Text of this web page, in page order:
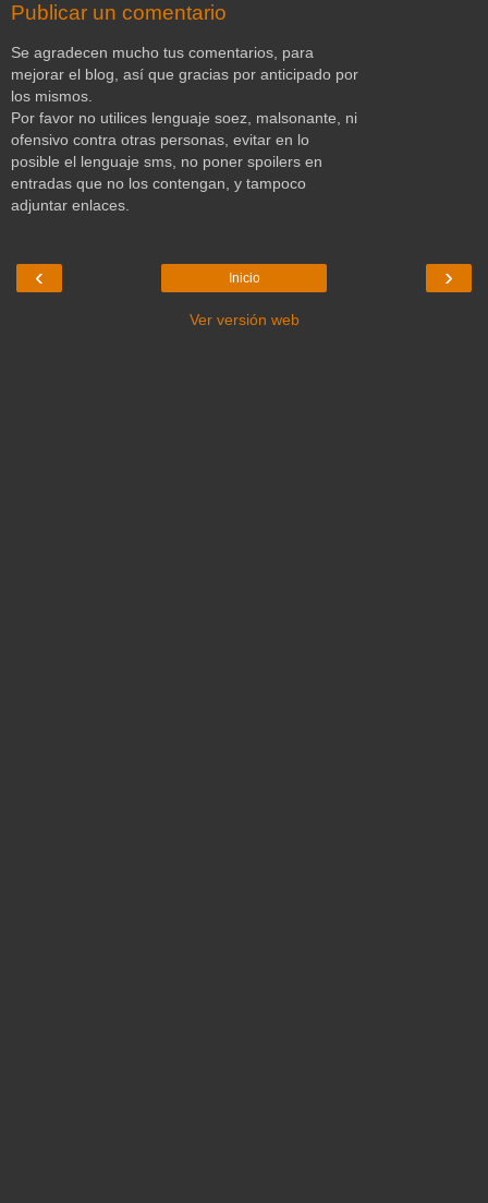
Publicar un comentario
Se agradecen mucho tus comentarios, para
mejorar el blog, así que gracias por anticipado por
los mismos.
Por favor no utilices lenguaje soez, malsonante, ni
ofensivo contra otras personas, evitar en lo
posible el lenguaje sms, no poner spoilers en
entradas que no los contengan, y tampoco
adjuntar enlaces.
‹ ›
Inicio
Ver versión web